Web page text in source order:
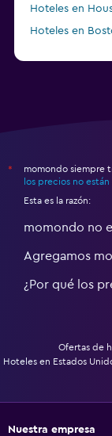
Hoteles en
Hoteles en
*
momondo siempre
los precios no
Esta es la razón:
momondo no
Agregamos
¿Por qué los
Ofertas de
Hoteles en Estados
Nuestra empresa